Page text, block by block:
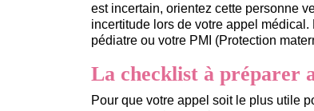
est incertain, orientez cette personne
incertitude lors de votre appel
pédiatre ou votre PMI (Protection
La checklist à préparer
Pour que votre appel soit le plus utile